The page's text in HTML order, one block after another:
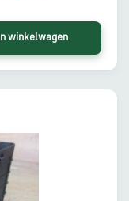
In winkelwagen